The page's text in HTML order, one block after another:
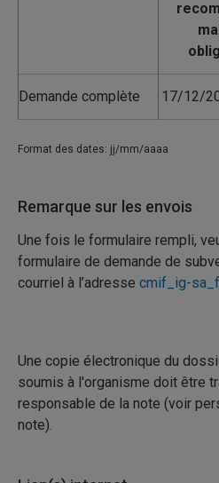
Demande complète 17/12/
Format des dates: jj/mm/aaaa
Remarque sur les envois
Une fois le formulaire rempli,
formulaire de demande de
courriel à l’adresse cmif_ig-
Une copie électronique du
soumis à l'organisme doit être
responsable de la note (voir
note).